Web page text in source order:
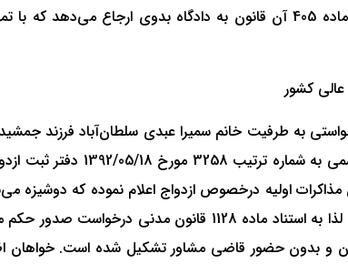
به طرفیت خانم سمیرا عبدی سلطان‌آباد فرزند
اولیه درخصوص ازدواج اعلام نموده که دوشیزه
و بدون حضور قاضی مشاور تشکیل شده است. خواهان